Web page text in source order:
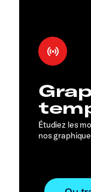
Étudiez les
nos